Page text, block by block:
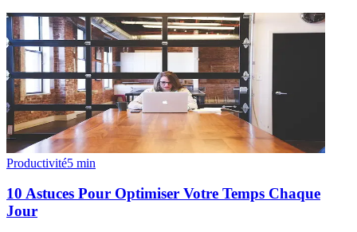
Productivité5 min
10 Astuces Pour Optimiser Votre Temps Chaque
Jour